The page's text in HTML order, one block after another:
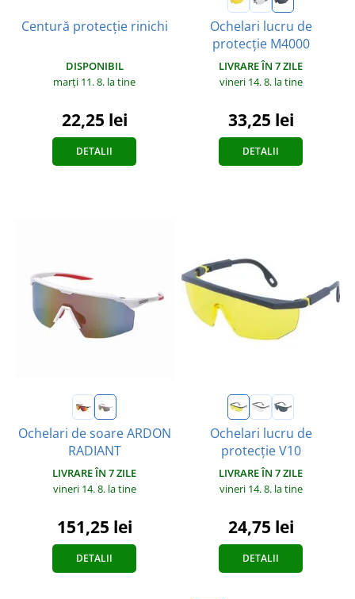
Centură protecție rinichi
DISPONIBIL
marți 11. 8. la tine
22,25 lei
DETALII
Ochelari lucru de
protecție M4000
LIVRARE ÎN 7 ZILE
vineri 14. 8. la tine
33,25 lei
DETALII
Ochelari de soare ARDON
RADIANT
LIVRARE ÎN 7 ZILE
vineri 14. 8. la tine
151,25 lei
DETALII
Ochelari lucru de
protecție V10
LIVRARE ÎN 7 ZILE
vineri 14. 8. la tine
24,75 lei
DETALII